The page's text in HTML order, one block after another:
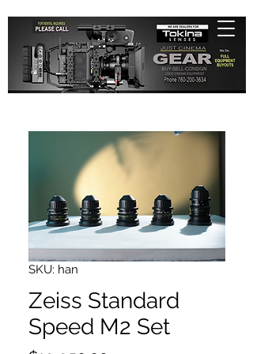
SKU: han
Zeiss Standard
Speed M2 Set